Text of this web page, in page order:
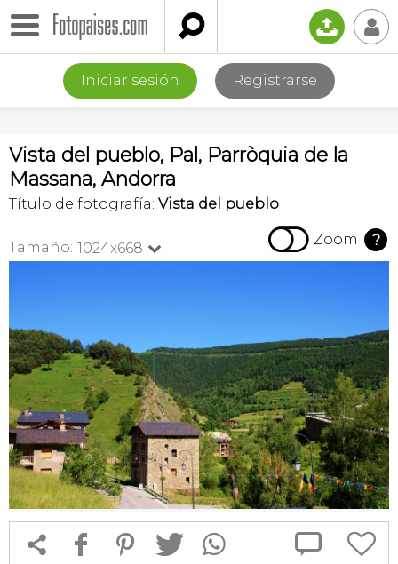
 📤 👤
Iniciar sesión Registrarse
Vista del pueblo, Pal, Parròquia de la
Massana, Andorra
Título de fotografía: Vista del pueblo
Tamaño: 1024x668   Zoom ?
 f 1 T  